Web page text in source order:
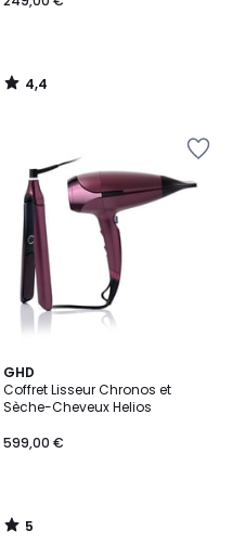
4,4
/
GHD
Coffret Lisseur Chronos et
Sèche-Cheveux Helios
599,00 €
5
/
5
5
/